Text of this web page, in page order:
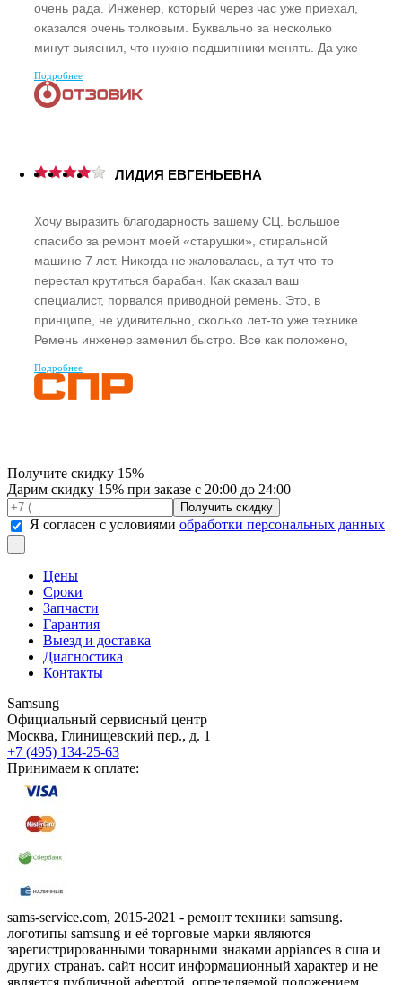
очень рада. Инженер, который через час уже приехал,
оказался очень толковым. Буквально за несколько
минут выяснил, что нужно подшипники менять. Да уже
времени ушло. Но с другой стороны, все-таки корпус
машинки разбирать нужно. Абсолютно все устроило.
Подробнее
ЛИДИЯ ЕВГЕНЬЕВНА
Хочу выразить благодарность вашему СЦ. Большое
спасибо за ремонт моей «старушки», стиральной
машине 7 лет. Никогда не жаловалась, а тут что-то
перестал крутиться барабан. Как сказал ваш
специалист, порвался приводной ремень. Это, в
принципе, не удивительно, сколько лет-то уже технике.
Ремень инженер заменил быстро. Все как положено,
мои вопросы вежливо ответил, не отказал. Спасибо
вам!
Подробнее
Получите скидку 15%
Дарим скидку 15% при заказе с 20:00 до 24:00
Я согласен с условиями обработки персональных данных
Цены
Сроки
Запчасти
Гарантия
Выезд и доставка
Диагностика
Контакты
Samsung
Официальный сервисный центр
Москва, Глинищевский пер., д. 1
+7 (495) 134-25-63
Принимаем к оплате:
sams-service.com, 2015-2021 - ремонт техники samsung.
логотипы samsung и её торговые марки являются
зарегистрированными товарными знаками appiances в сша и
других странаъ. сайт носит информационный характер и не
является публичной афертой, определяемой положением